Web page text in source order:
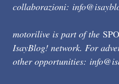
collaborazioni:
motorilive is part of the
IsayBlog! network. For
other opportunities: